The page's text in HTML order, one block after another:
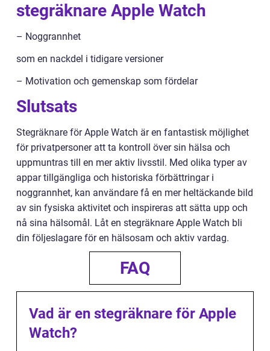
stegräknare Apple Watch
– Noggrannhet
som en nackdel i tidigare versioner
– Motivation och gemenskap som fördelar
Slutsats
Stegräknare för Apple Watch är en fantastisk möjlighet
för privatpersoner att ta kontroll över sin hälsa och
uppmuntras till en mer aktiv livsstil. Med olika typer av
appar tillgängliga och historiska förbättringar i
noggrannhet, kan användare få en mer heltäckande bild
av sin fysiska aktivitet och inspireras att sätta upp och
nå sina hälsomål. Låt en stegräknare Apple Watch bli
din följeslagare för en hälsosam och aktiv vardag.
FAQ
Vad är en stegräknare för Apple
Watch?